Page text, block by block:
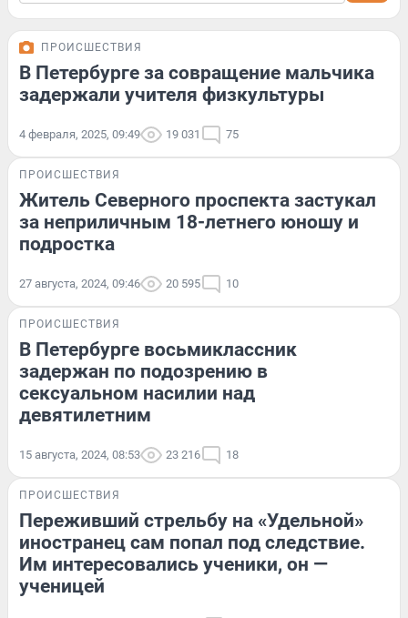
ПРОИСШЕСТВИЯ
В Петербурге за совращение мальчика
задержали учителя физкультуры
4 февраля, 2025, 09:49 19 031 75
ПРОИСШЕСТВИЯ
Житель Северного проспекта застукал
за неприличным 18-летнего юношу и
подростка
27 августа, 2024, 09:46 20 595 10
ПРОИСШЕСТВИЯ
В Петербурге восьмиклассник
задержан по подозрению в
сексуальном насилии над
девятилетним
15 августа, 2024, 08:53 23 216 18
ПРОИСШЕСТВИЯ
Переживший стрельбу на «Удельной»
иностранец сам попал под следствие.
Им интересовались ученики, он —
ученицей